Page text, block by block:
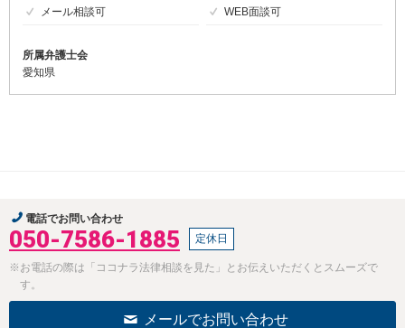
メール相談可
WEB面談可
所属弁護士会
愛知県
電話でお問い合わせ
050-7586-1885 定休日
※お電話の際は「ココナラ法律相談を見た」とお伝えいただくとスムーズで
す。
メールでお問い合わせ